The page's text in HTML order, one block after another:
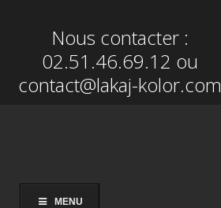
Nous contacter :
02.51.46.69.12 ou
contact@lakaj-kolor.com
MENU